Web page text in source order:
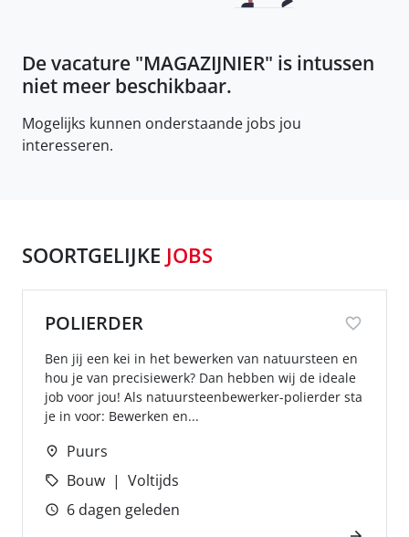
De vacature "MAGAZIJNIER" is intussen
niet meer beschikbaar.
Mogelijks kunnen onderstaande jobs jou
interesseren.
SOORTGELIJKE JOBS
POLIERDER
Ben jij een kei in het bewerken van natuursteen en
hou je van precisiewerk? Dan hebben wij de ideale
job voor jou! Als natuursteenbewerker-polierder sta
je in voor: Bewerken en...
Puurs
Bouw
Voltijds
6 dagen geleden